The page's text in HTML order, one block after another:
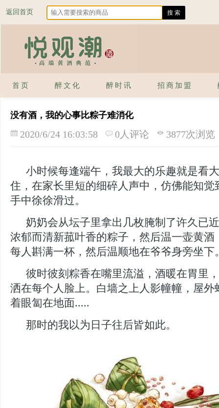
返回首页
首页 醉文化 醉时讯 招商加盟
没有酒，我的心事比粽子难消化
2020/6/24 16:03:58 0人评论 3877次浏览
小时候每逢端午，我最大的乐趣就是看
住，在家长里短的细碎人声中，仿佛能知
手中徐徐滑过。
奶奶会从坛子里拿出几枚腌制了许久已
浓郁而清新菰叶香的粽子，然后温一壶黄
每人斟满一杯，然后温顺地在爷爷身旁坐下
彼时彼刻粽香在嘴里流溢，酒暖在胃里
洒在每个人脸上。白墙之上人影幢幢，屋
着眼匐在地面.....
那时的我以为日子往后皆如此。